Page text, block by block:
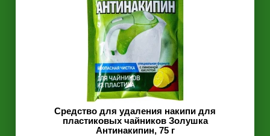
Средство для удаления накипи для
пластиковых чайников Золушка
Антинакипин, 75 г